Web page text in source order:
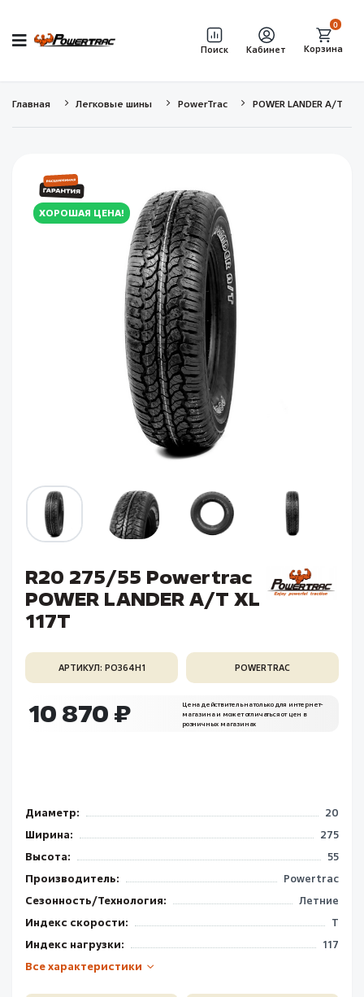
Поиск Кабинет Корзина
0
Главная Легковые шины PowerTrac POWER LANDER A/T
ХОРОШАЯ ЦЕНА!
R20 275/55 Powertrac
POWER LANDER A/T XL
117T
АРТИКУЛ: PO364H1 POWERTRAC
10 870 ₽
Цена действительна только для интернет-
магазина и может отличаться от цен в
розничных магазинах
Диаметр:
20
Ширина:
275
Высота:
55
Производитель:
Powertrac
Сезонность/Технология:
Летние
Индекс скорости:
T
Индекс нагрузки:
117
Все характеристики